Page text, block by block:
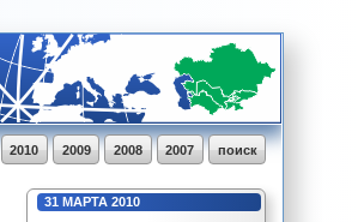
поиск
2007
2008
2009
2010
31 МАРТА 2010